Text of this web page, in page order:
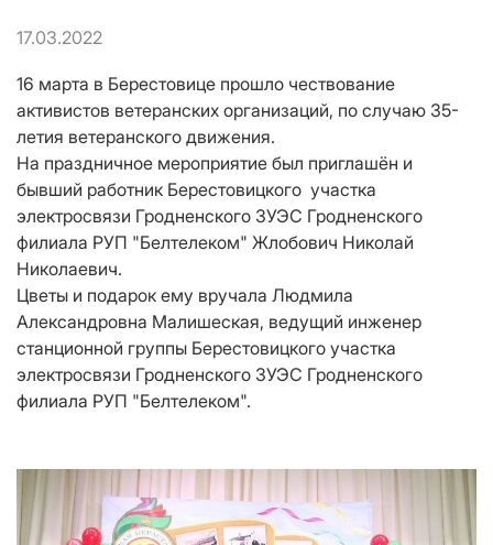
17.03.2022
16 марта в Берестовице прошло чествование
активистов ветеранских организаций, по случаю 35-
летия ветеранского движения.
На праздничное мероприятие был приглашён и
бывший работник Берестовицкого участка
электросвязи Гродненского ЗУЭС Гродненского
филиала РУП "Белтелеком" Жлобович Николай
Николаевич.
Цветы и подарок ему вручала Людмила
Александровна Малишеская, ведущий инженер
станционной группы Берестовицкого участка
электросвязи Гродненского ЗУЭС Гродненского
филиала РУП "Белтелеком".